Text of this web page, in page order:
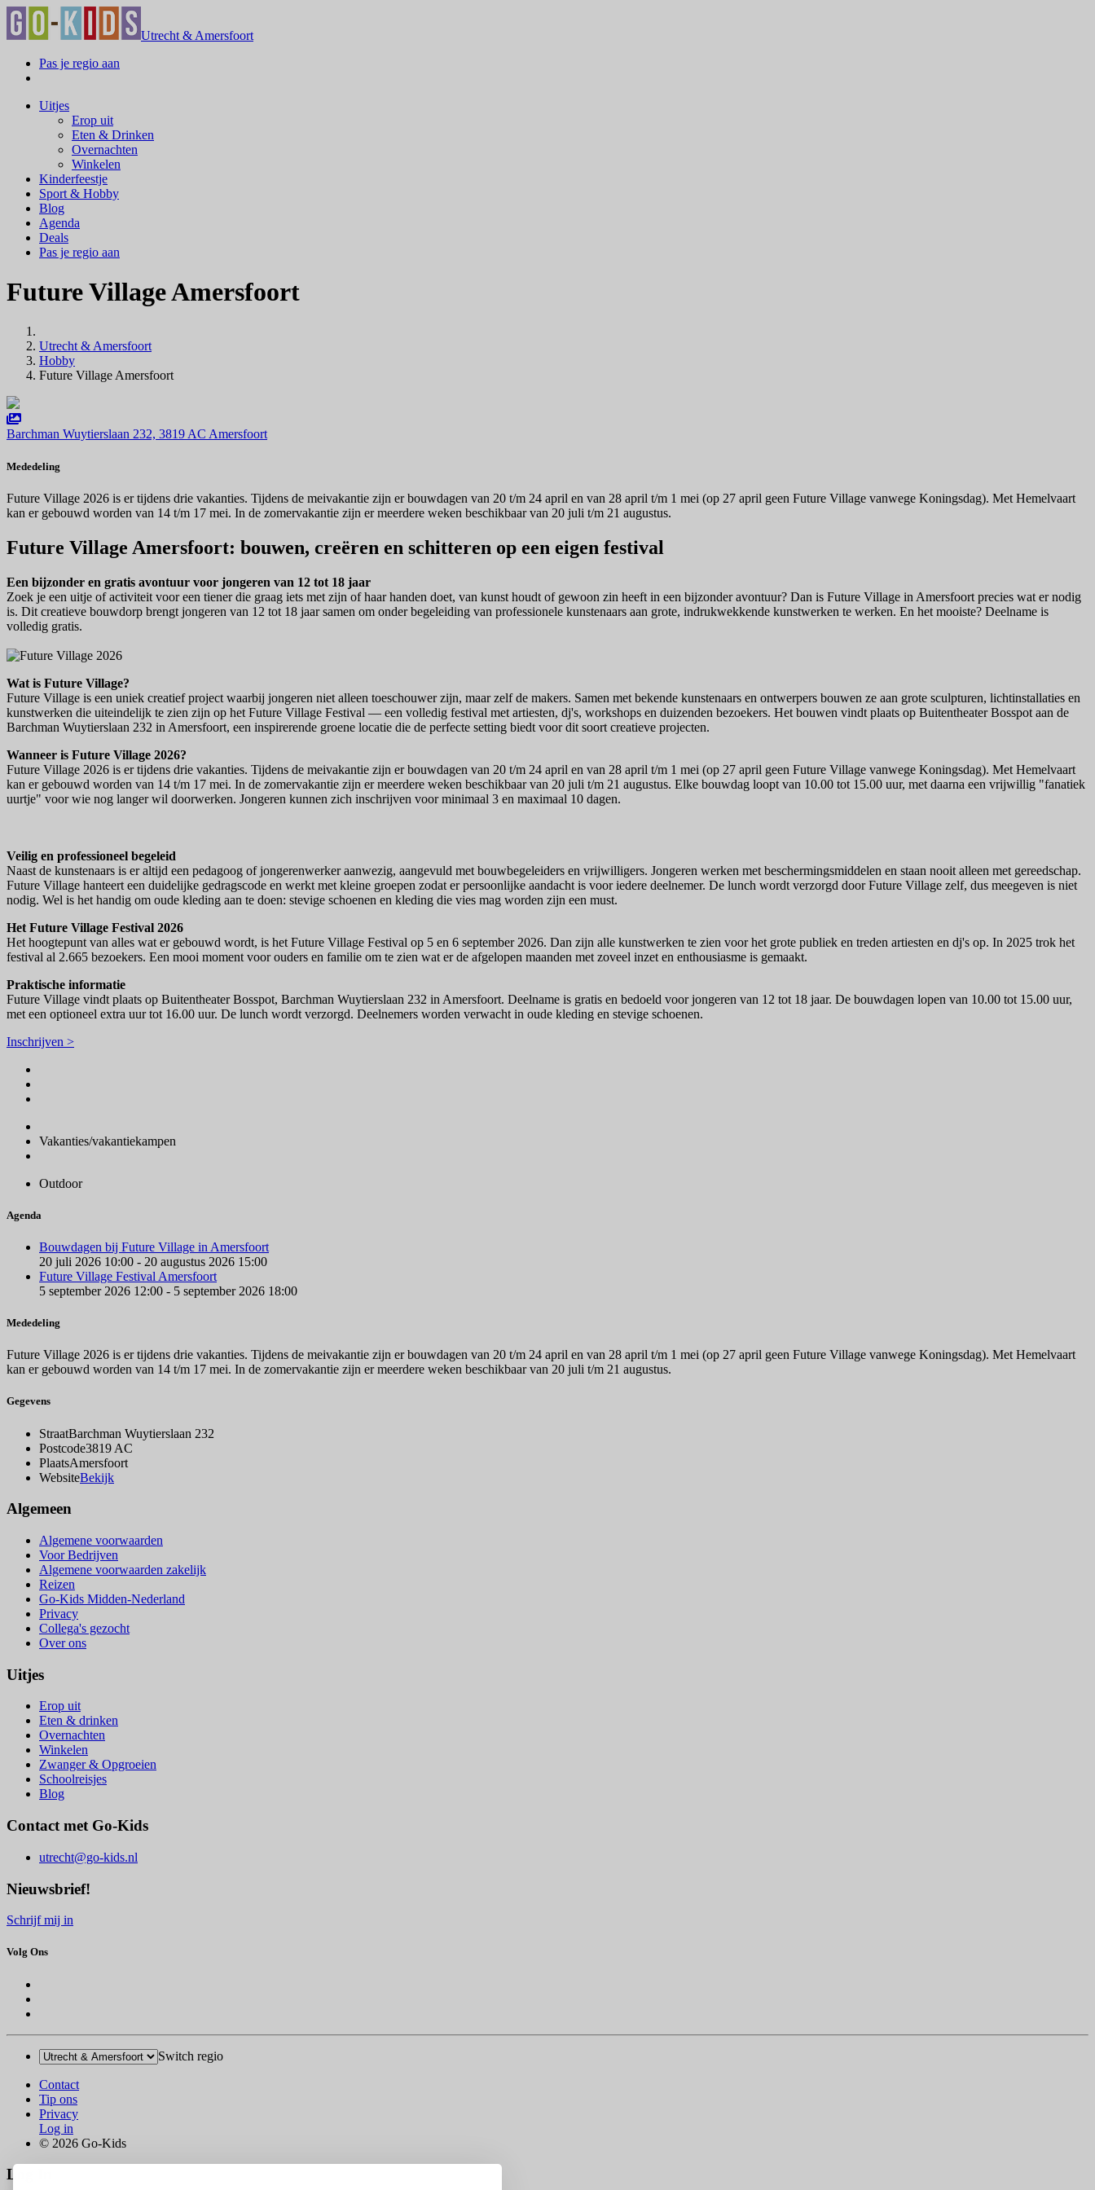
Utrecht & Amersfoort
Pas je regio aan
Uitjes
Erop uit
Eten & Drinken
Overnachten
Winkelen
Kinderfeestje
Sport & Hobby
Blog
Agenda
Deals
Pas je regio aan
Future Village Amersfoort
Utrecht & Amersfoort
Hobby
Future Village Amersfoort
Barchman Wuytierslaan 232, 3819 AC Amersfoort
Mededeling
Future Village 2026 is er tijdens drie vakanties. Tijdens de meivakantie zijn er bouwdagen van 20 t/m 24 april en van 28 april t/m 1 mei (op 27 april geen Future Village vanwege Koningsdag). Met Hemelvaart
kan er gebouwd worden van 14 t/m 17 mei. In de zomervakantie zijn er meerdere weken beschikbaar van 20 juli t/m 21 augustus.
Future Village Amersfoort: bouwen, creëren en schitteren op een eigen festival
Een bijzonder en gratis avontuur voor jongeren van 12 tot 18 jaar
Zoek je een uitje of activiteit voor een tiener die graag iets met zijn of haar handen doet, van kunst houdt of gewoon zin heeft in een bijzonder avontuur? Dan is Future Village in Amersfoort precies wat er nodig
is. Dit creatieve bouwdorp brengt jongeren van 12 tot 18 jaar samen om onder begeleiding van professionele kunstenaars aan grote, indrukwekkende kunstwerken te werken. En het mooiste? Deelname is
volledig gratis.
Wat is Future Village?
Future Village is een uniek creatief project waarbij jongeren niet alleen toeschouwer zijn, maar zelf de makers. Samen met bekende kunstenaars en ontwerpers bouwen ze aan grote sculpturen, lichtinstallaties en
kunstwerken die uiteindelijk te zien zijn op het Future Village Festival — een volledig festival met artiesten, dj's, workshops en duizenden bezoekers. Het bouwen vindt plaats op Buitentheater Bosspot aan de
Barchman Wuytierslaan 232 in Amersfoort, een inspirerende groene locatie die de perfecte setting biedt voor dit soort creatieve projecten.
Wanneer is Future Village 2026?
Future Village 2026 is er tijdens drie vakanties. Tijdens de meivakantie zijn er bouwdagen van 20 t/m 24 april en van 28 april t/m 1 mei (op 27 april geen Future Village vanwege Koningsdag). Met Hemelvaart
kan er gebouwd worden van 14 t/m 17 mei. In de zomervakantie zijn er meerdere weken beschikbaar van 20 juli t/m 21 augustus. Elke bouwdag loopt van 10.00 tot 15.00 uur, met daarna een vrijwillig "fanatiek
uurtje" voor wie nog langer wil doorwerken. Jongeren kunnen zich inschrijven voor minimaal 3 en maximaal 10 dagen.
Veilig en professioneel begeleid
Naast de kunstenaars is er altijd een pedagoog of jongerenwerker aanwezig, aangevuld met bouwbegeleiders en vrijwilligers. Jongeren werken met beschermingsmiddelen en staan nooit alleen met gereedschap.
Future Village hanteert een duidelijke gedragscode en werkt met kleine groepen zodat er persoonlijke aandacht is voor iedere deelnemer. De lunch wordt verzorgd door Future Village zelf, dus meegeven is niet
nodig. Wel is het handig om oude kleding aan te doen: stevige schoenen en kleding die vies mag worden zijn een must.
Het Future Village Festival 2026
Het hoogtepunt van alles wat er gebouwd wordt, is het Future Village Festival op 5 en 6 september 2026. Dan zijn alle kunstwerken te zien voor het grote publiek en treden artiesten en dj's op. In 2025 trok het
festival al 2.665 bezoekers. Een mooi moment voor ouders en familie om te zien wat er de afgelopen maanden met zoveel inzet en enthousiasme is gemaakt.
Praktische informatie
Future Village vindt plaats op Buitentheater Bosspot, Barchman Wuytierslaan 232 in Amersfoort. Deelname is gratis en bedoeld voor jongeren van 12 tot 18 jaar. De bouwdagen lopen van 10.00 tot 15.00 uur,
met een optioneel extra uur tot 16.00 uur. De lunch wordt verzorgd. Deelnemers worden verwacht in oude kleding en stevige schoenen.
Inschrijven >
Vakanties/vakantiekampen
Outdoor
Agenda
Bouwdagen bij Future Village in Amersfoort
20 juli 2026 10:00 - 20 augustus 2026 15:00
Future Village Festival Amersfoort
5 september 2026 12:00 - 5 september 2026 18:00
Mededeling
Future Village 2026 is er tijdens drie vakanties. Tijdens de meivakantie zijn er bouwdagen van 20 t/m 24 april en van 28 april t/m 1 mei (op 27 april geen Future Village vanwege Koningsdag). Met Hemelvaart
kan er gebouwd worden van 14 t/m 17 mei. In de zomervakantie zijn er meerdere weken beschikbaar van 20 juli t/m 21 augustus.
Gegevens
StraatBarchman Wuytierslaan 232
Postcode3819 AC
PlaatsAmersfoort
WebsiteBekijk
Algemeen
Algemene voorwaarden
Voor Bedrijven
Algemene voorwaarden zakelijk
Reizen
Go-Kids Midden-Nederland
Privacy
Collega's gezocht
Over ons
Uitjes
Erop uit
Eten & drinken
Overnachten
Winkelen
Zwanger & Opgroeien
Schoolreisjes
Blog
Contact met Go-Kids
utrecht@go-kids.nl
Nieuwsbrief!
Schrijf mij in
Volg Ons
Switch regio
Contact
Tip ons
Privacy
Log in
© 2026 Go-Kids
Log In